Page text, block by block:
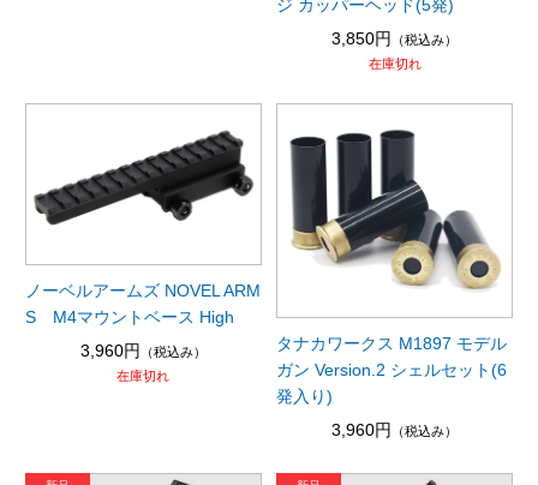
ジ カッパーヘッド(5発)
3,850円
（税込み）
在庫切れ
ノーベルアームズ NOVEL ARM
S M4マウントベース High
3,960円
（税込み）
在庫切れ
タナカワークス M1897 モデル
ガン Version.2 シェルセット(6
発入り)
3,960円
（税込み）